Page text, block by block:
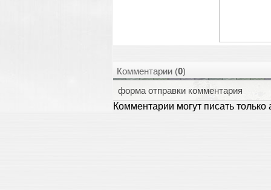
Комментарии (0)
форма отправки комментария
Комментарии могут писать